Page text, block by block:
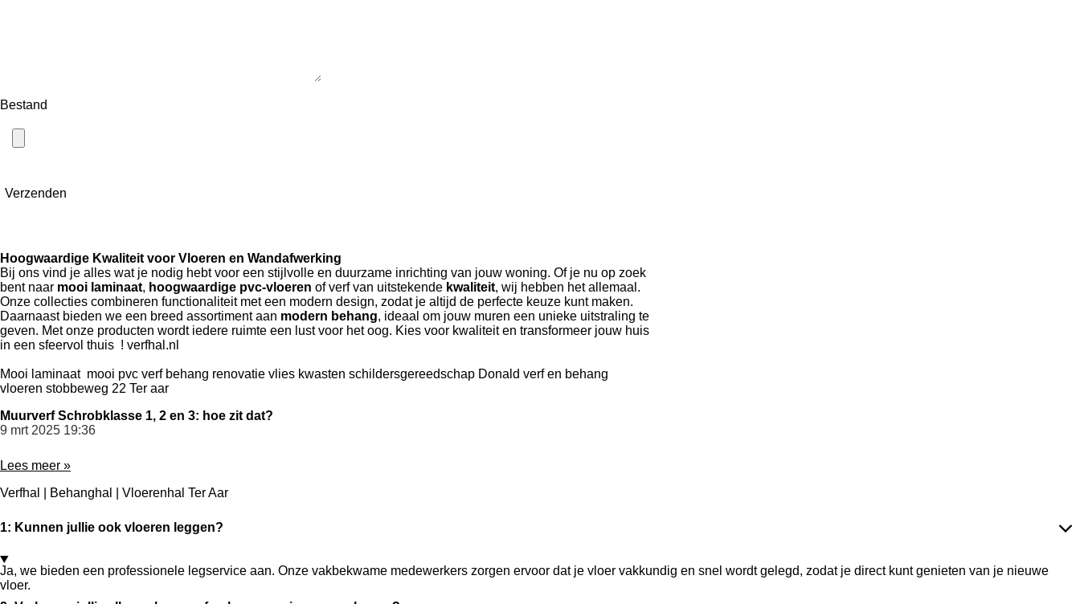
Bestand
Verzenden
Hoogwaardige Kwaliteit voor Vloeren en Wandafwerking
Bij ons vind je alles wat je nodig hebt voor een stijlvolle en duurzame inrichting van jouw woning. Of je nu op zoek
bent naar mooi laminaat, hoogwaardige pvc-vloeren of verf van uitstekende kwaliteit, wij hebben het allemaal.
Onze collecties combineren functionaliteit met een modern design, zodat je altijd de perfecte keuze kunt maken.
Daarnaast bieden we een breed assortiment aan modern behang, ideaal om jouw muren een unieke uitstraling te
geven. Met onze producten wordt iedere ruimte een lust voor het oog. Kies voor kwaliteit en transformeer jouw huis
in een sfeervol thuis ! verfhal.nl
Mooi laminaat mooi pvc verf behang renovatie vlies kwasten schildersgereedschap Donald verf en behang
vloeren stobbeweg 22 Ter aar
Muurverf Schrobklasse 1, 2 en 3: hoe zit dat?
9 mrt 2025 19:36
Lees meer »
Verfhal | Behanghal | Vloerenhal Ter Aar
1: Kunnen jullie ook vloeren leggen?
Ja, we bieden een professionele legservice aan. Onze vakbekwame medewerkers zorgen ervoor dat je vloer vakkundig en snel wordt gelegd, zodat je direct kunt genieten van je nieuwe
vloer.